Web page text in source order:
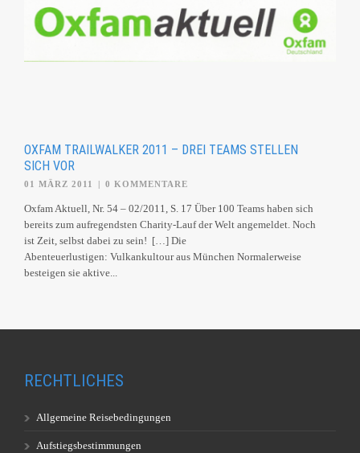
OXFAM TRAILWALKER 2011 – DREI TEAMS STELLEN
SICH VOR
01 MÄRZ 2011 0 KOMMENTARE
Oxfam Aktuell, Nr. 54 – 02/2011, S. 17 Über 100 Teams haben sich
bereits zum aufregendsten Charity-Lauf der Welt angemeldet. Noch
ist Zeit, selbst dabei zu sein! […] Die
Abenteuerlustigen: Vulkankultour aus München Normalerweise
besteigen sie aktive...
RECHTLICHES
Allgemeine Reisebedingungen
Aufstiegsbestimmungen